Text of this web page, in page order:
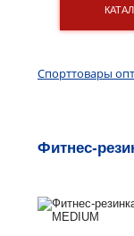
Спорттовары
Фитнес-